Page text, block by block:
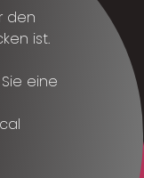
den
ist.
eine